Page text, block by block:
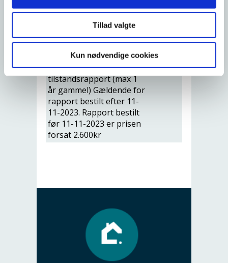
Tillad valgte
Kun nødvendige cookies
Tilkøb af førsynsrapport
for tilstandsrapport
1.500 kr
Tilkøb af fornyelse af
elrapport
1.500 kr
Fornyelse af
tilstandsrapport (max 1
år gammel) Gældende for
rapport bestilt efter 11-
11-2023. Rapport bestilt
før 11-11-2023 er prisen
forsat 2.600kr
1.200 kr